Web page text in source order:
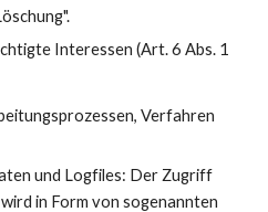
Interessen (Art. 6 Abs. 1
Verfahren
und Logfiles: Der Zugriff
in Form von sogenannten